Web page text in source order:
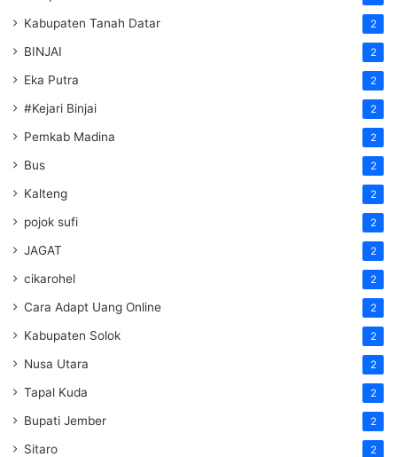
Kabupaten Tanah Datar 2
BINJAI 2
Eka Putra 2
#Kejari Binjai 2
Pemkab Madina 2
Bus 2
Kalteng 2
pojok sufi 2
JAGAT 2
cikarohel 2
Cara Adapt Uang Online 2
Kabupaten Solok 2
Nusa Utara 2
Tapal Kuda 2
Bupati Jember 2
Sitaro 2